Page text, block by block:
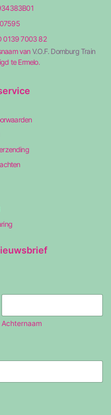
0139 7003 82
van V.O.F. Domburg Train
te Ermelo.
Achternaam